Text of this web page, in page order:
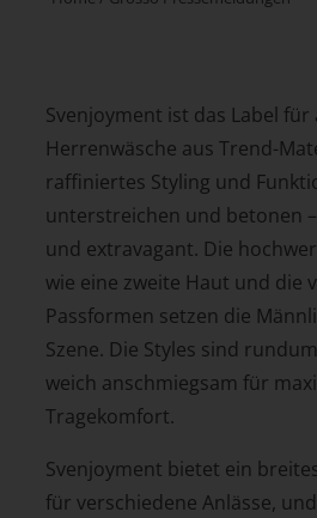
Svenjoyment ist das Label
Herrenwäsche aus Trend-
raffiniertes Styling und
unterstreichen und betonen
und extravagant. Die
wie eine zweite Haut und die
Passformen setzen die
Szene. Die Styles sind
weich anschmiegsam für
Tragekomfort.
Svenjoyment bietet ein
für verschiedene Anlässe,